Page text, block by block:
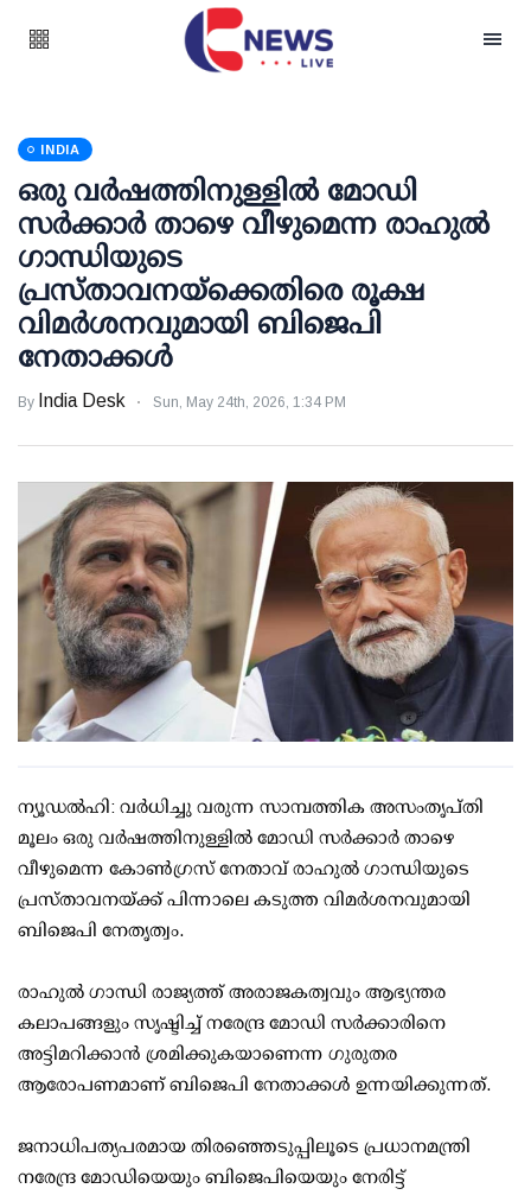
INDIA
ഒരു വര്‍ഷത്തിനുള്ളില്‍ മോഡി
സര്‍ക്കാര്‍ താഴെ വീഴുമെന്ന രാഹുല്‍
ഗാന്ധിയുടെ
പ്രസ്താവനയ്‌ക്കെതിരെ രൂക്ഷ
വിമര്‍ശനവുമായി ബിജെപി
നേതാക്കള്‍
By India Desk Sun, May 24th, 2026, 1:34 PM
ന്യൂഡല്‍ഹി: വര്‍ധിച്ചു വരുന്ന സാമ്പത്തിക അസംതൃപ്തി
മൂലം ഒരു വര്‍ഷത്തിനുള്ളില്‍ മോഡി സര്‍ക്കാര്‍ താഴെ
വീഴുമെന്ന കോണ്‍ഗ്രസ് നേതാവ് രാഹുല്‍ ഗാന്ധിയുടെ
പ്രസ്താവനയ്ക്ക് പിന്നാലെ കടുത്ത വിമര്‍ശനവുമായി
ബിജെപി നേതൃത്വം.
രാഹുല്‍ ഗാന്ധി രാജ്യത്ത് അരാജകത്വവും ആഭ്യന്തര
കലാപങ്ങളും സൃഷ്ടിച്ച് നരേന്ദ്ര മോഡി സര്‍ക്കാരിനെ
അട്ടിമറിക്കാന്‍ ശ്രമിക്കുകയാണെന്ന ഗുരുതര
ആരോപണമാണ് ബിജെപി നേതാക്കള്‍ ഉന്നയിക്കുന്നത്.
ജനാധിപത്യപരമായ തിരഞ്ഞെടുപ്പിലൂടെ പ്രധാനമന്ത്രി
നരേന്ദ്ര മോഡിയെയും ബിജെപിയെയും നേരിട്ട്